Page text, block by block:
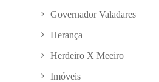
Governador Valadares
Herança
Herdeiro X Meeiro
Imóveis